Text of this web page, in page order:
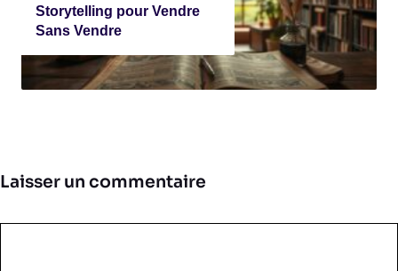
Storytelling pour Vendre
Sans Vendre
Laisser un commentaire